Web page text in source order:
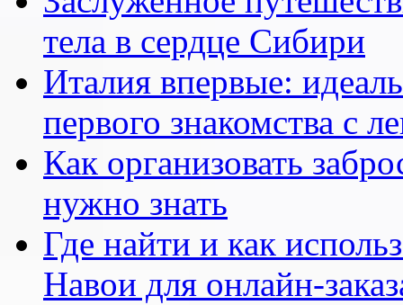
тела в сердце Сибири
Италия впервые:
первого знакомства с
Как организовать
нужно знать
Где найти и как
Навои для онлайн-